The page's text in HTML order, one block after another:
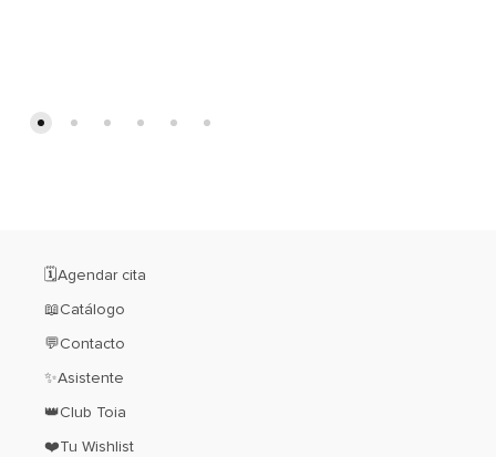
🗓️Agendar cita
📖Catálogo
💬Contacto
✨Asistente
👑Club Toia
❤️Tu Wishlist